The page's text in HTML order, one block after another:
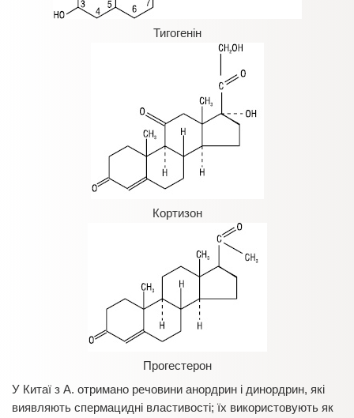
Тигогенін
Кортизон
Прогестерон
У Китаї з А. отримано речовини анордрин і динордрин, які
виявляють спермацидні властивості; їх використовують як